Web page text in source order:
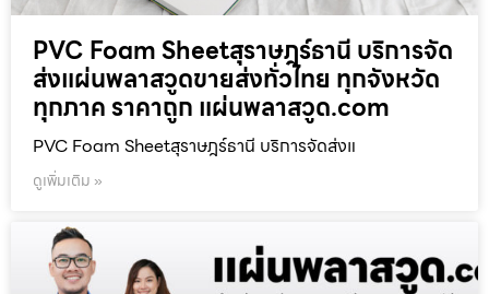
PVC Foam Sheetสุราษฎร์ธานี บริการจัด
ส่งแผ่นพลาสวูดขายส่งทั่วไทย ทุกจังหวัด
ทุกภาค ราคาถูก แผ่นพลาสวูด.com
PVC Foam Sheetสุราษฎร์ธานี บริการจัดส่งแ
ดูเพิ่มเติม »